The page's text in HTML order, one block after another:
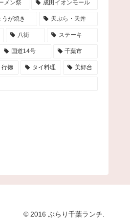
メン祭 成田イオンモール
うが焼き 天ぷら・天丼
八街 ステーキ
国道14号 千葉市
行徳 タイ料理 美郷台
© 2016 ぶらり千葉ランチ.